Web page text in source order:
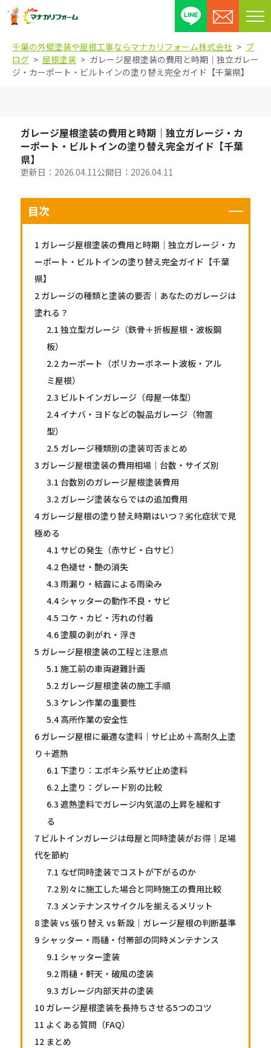
メ
ニ
千葉の外壁塗装や屋根工事ならマナカリフォーム株式会社
ブ
ログ
屋根塗装
ガレージ屋根塗装の費用と時期｜独立ガレー
ジ・カーポート・ビルトインの塗り替え完全ガイド【千葉県】
ガレージ屋根塗装の費用と時期｜独立ガレージ・カ
ーポート・ビルトインの塗り替え完全ガイド【千葉
県】
更新日： 2026.04.11公開日： 2026.04.11
目次
1 ガレージ屋根塗装の費用と時期｜独立ガレージ・カ
ーポート・ビルトインの塗り替え完全ガイド【千葉
県】
2 ガレージの種類と塗装の要否｜あなたのガレージは
塗れる？
2.1 独立型ガレージ（鉄骨＋折板屋根・波板鋼
板）
2.2 カーポート（ポリカーボネート波板・アル
ミ屋根）
2.3 ビルトインガレージ（母屋一体型）
2.4 イナバ・ヨドなどの製品ガレージ（物置
型）
2.5 ガレージ種類別の塗装可否まとめ
3 ガレージ屋根塗装の費用相場｜台数・サイズ別
3.1 台数別のガレージ屋根塗装費用
3.2 ガレージ塗装ならではの追加費用
4 ガレージ屋根の塗り替え時期はいつ？劣化症状で見
極める
4.1 サビの発生（赤サビ・白サビ）
4.2色褪せ・艶の消失
4.3 雨漏り・結露による雨染み
4.4 シャッターの動作不良・サビ
4.5 コケ・カビ・汚れの付着
4.6塗膜の剥がれ・浮き
5 ガレージ屋根塗装の工程と注意点
5.1 施工前の車両避難計画
5.2 ガレージ屋根塗装の施工手順
5.3 ケレン作業の重要性
5.4 高所作業の安全性
6 ガレージ屋根に最適な塗料｜サビ止め＋高耐久上塗
り＋遮熱
6.1 下塗り：エポキシ系サビ止め塗料
6.2上塗り：グレード別の比較
6.3 遮熱塗料でガレージ内気温の上昇を緩和す
る
7 ビルトインガレージは母屋と同時塗装がお得｜足場
代を節約
7.1 なぜ同時塗装でコストが下がるのか
7.2別々に施工した場合と同時施工の費用比較
7.3 メンテナンスサイクルを揃えるメリット
8塗装 vs 張り替え vs 新設｜ガレージ屋根の判断基準
9 シャッター・雨樋・付帯部の同時メンテナンス
9.1 シャッター塗装
9.2雨樋・軒天・破風の塗装
9.3 ガレージ内部天井の塗装
10 ガレージ屋根塗装を長持ちさせる5つのコツ
11 よくある質問（FAQ）
12 まとめ